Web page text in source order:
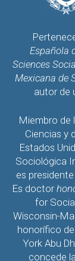
Española
Sciences
Mexicana de
autor de
Miembro de
Ciencias y
Estados
Sociológica
es
Es doctor
for
Wisconsin-
honorífico
York Abu
concede